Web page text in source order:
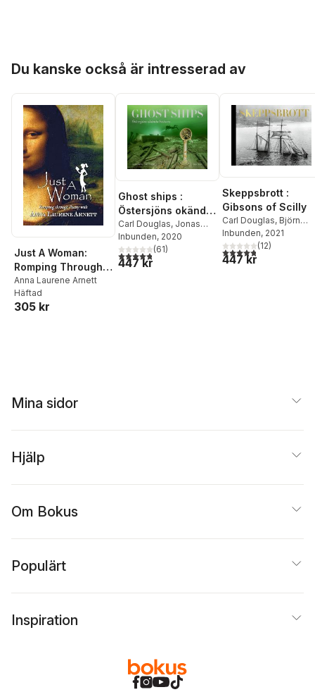
Du kanske också är intresserad av
Just A Woman:
Romping Through
Poetry
Anna Laurene Arnett
Häftad
305 kr
Ghost ships :
Östersjöns okända
historia
Carl Douglas, Jonas
Dahm
Inbunden, 2020
4,8utav 5 stjärnor. Totalt antal röster:
(61)
447 kr
Skeppsbrott :
Gibsons of Scilly
Carl Douglas, Björn
Hagberg
Inbunden, 2021
4,8utav 5 stjärnor.
(12)
447 kr
Mina sidor
Hjälp
Om Bokus
Populärt
Inspiration